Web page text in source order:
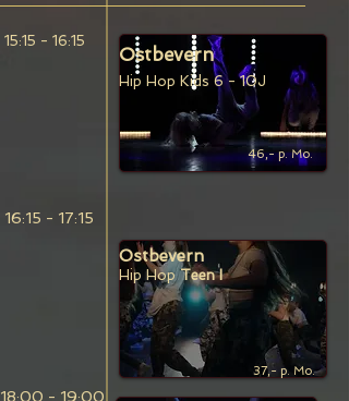
15:15 - 16:15
46,- p. Mo.
Ostbevern
Hip Hop Kids 6- 10J
16:15 - 17:15
37,- p. Mo.
Ostbevern
Hip HopTeen I
18:00 - 19:00